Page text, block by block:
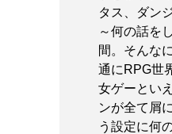
タス、ダン
～何の話を
間。そんな
通にRPG世
女ゲーとい
ンが全て屑
う設定に何